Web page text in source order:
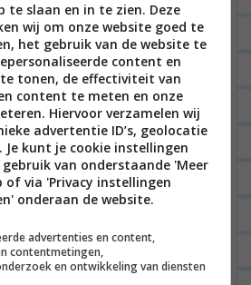
en had ik chicken wings
welke ik elk jaar weer
heerlijk lekker vond, maar
ze zoooo vies dat ik ze
hap weer heb weggegooid.
novib kraam had je de
cooler, die was allerbeste
theetuin had je een
grote beker ijsthee voor 1
te slaan en in te zien. Deze
wij om onze website goed te
het gebruik van de website te
content en
tonen, de effectiviteit van
content te meten en onze
Hiervoor verzamelen wij
advertentie ID’s, geolocatie
Je kunt je cookie instellingen
van onderstaande 'Meer
of via 'Privacy instellingen
onderaan de website.
advertenties en content,
contentmetingen,
en ontwikkeling van diensten